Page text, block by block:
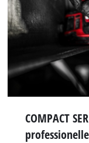
COMPACT